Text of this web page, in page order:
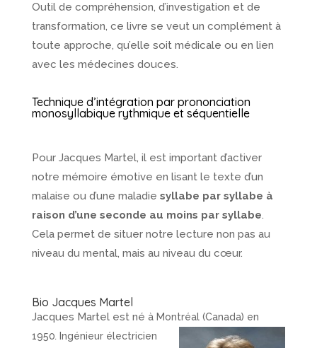
Outil de compréhension, d’investigation et de
transformation, ce livre se veut un complément à
toute approche, qu’elle soit médicale ou en lien
avec les médecines douces.
Technique d’intégration par prononciation
monosyllabique rythmique et séquentielle
Pour Jacques Martel, il est important d’activer
notre mémoire émotive en lisant le texte d’un
malaise ou d’une maladie syllabe par syllabe à
raison d’une seconde au moins par syllabe.
Cela permet de situer notre lecture non pas au
niveau du mental, mais au niveau du cœur.
Bio Jacques Martel
Jacques Martel est né à Montréal (Canada) en
1950
Ingénieur électricien